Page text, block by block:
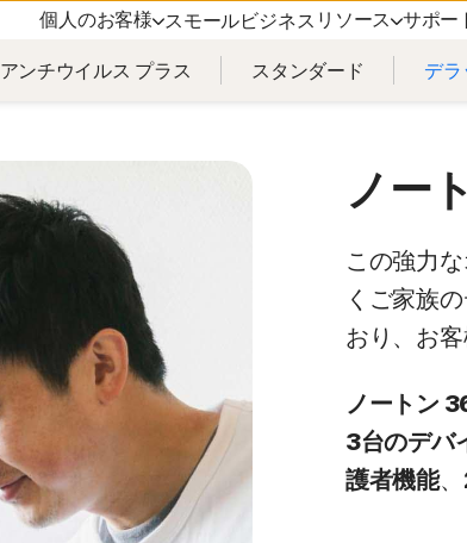
個人のお客様
デバイスセキュリティ
ノートン アンチウイルス プラス
ノートン モバイル セキュリティ
Android 版™
ノートン モバイル セキュリティ iOS
プライバシー
ノートン アン
スモールビジネス リソース
ノートンのブログ
プライバシーに関するリソース
詐欺に関するリソース
サポー
サポート
カスタマーサポート
無料体験
アンチウイルス プラス スタンダード デラ
ノー
この強力
くご家族
おり、お
ノートン
3台のデバ
護者機能、